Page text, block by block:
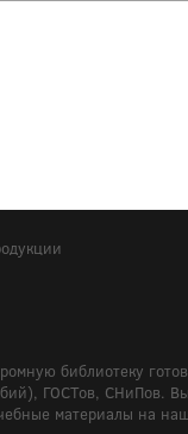
библиотеку
ГОСТов, СНиПов.
материалы на